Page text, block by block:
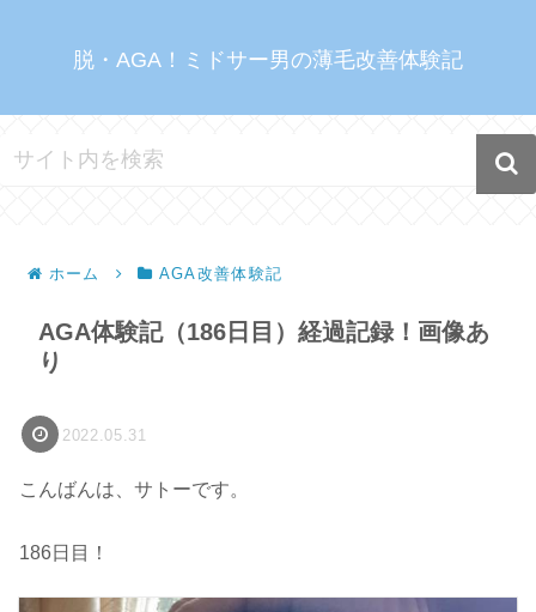
脱・AGA！ミドサー男の薄毛改善体験記
ホーム AGA改善体験記
AGA体験記（186日目）経過記録！画像あ
り
2022.05.31
こんばんは、サトーです。
186日目！